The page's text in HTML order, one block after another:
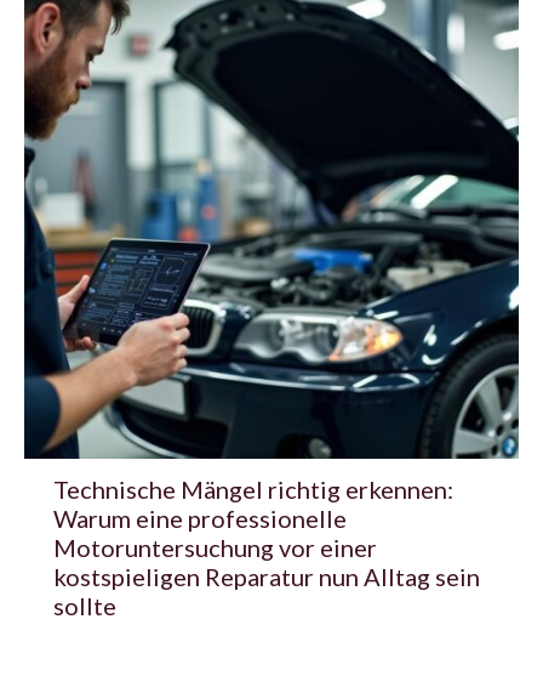
Technische Mängel richtig erkennen:
Warum eine professionelle
Motoruntersuchung vor einer
kostspieligen Reparatur nun Alltag sein
sollte